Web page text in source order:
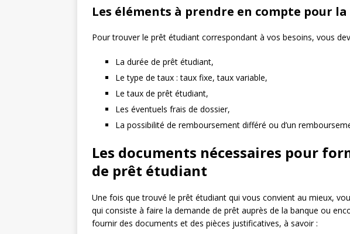
Les éléments à prendre en compte pour
Pour trouver le prêt étudiant correspondant à vos besoins, vous
La durée de prêt étudiant,
Le type de taux : taux fixe, taux variable,
Le taux de prêt étudiant,
Les éventuels frais de dossier,
La possibilité de remboursement différé ou d’un
Les documents nécessaires pour
de prêt étudiant
Une fois que trouvé le prêt étudiant qui vous convient au mieux,
qui consiste à faire la demande de prêt auprès de la banque ou
fournir des documents et des pièces justificatives, à savoir :